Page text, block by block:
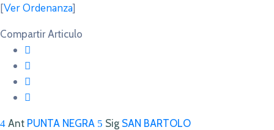
[Ver Ordenanza]
Compartir Articulo
Ant PUNTA NEGRA Sig SAN BARTOLO